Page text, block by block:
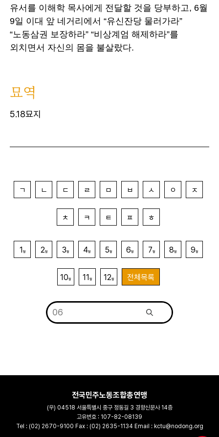
유서를 이해학 목사에게 전달할 것을 당부하고, 6월
9일 이대 앞 네거리에서 “유신잔당 물러가라”
“노동삼권 보장하라” “비상계엄 해제하라”를
외치면서 자신의 몸을 불살랐다.
묘역
5.18묘지
ㄱ ㄴ ㄷ ㄹ ㅁ ㅂ ㅅ ㅇ ㅈ
ㅊ ㅋ ㅌ ㅍ ㅎ
1 월 2월 3월 4월 5월 6월 7월 8월 9월
10월 11 월 12월 전체목록
전국민주노동조합총연맹
(우) 04518 서울특별시 중구 정동길 3 경향신문사 14층
고유번호 : 107-82-08139
Tel : (02) 2670-9100 Fax : (02) 2635-1134 Email : kctu@nodong.org